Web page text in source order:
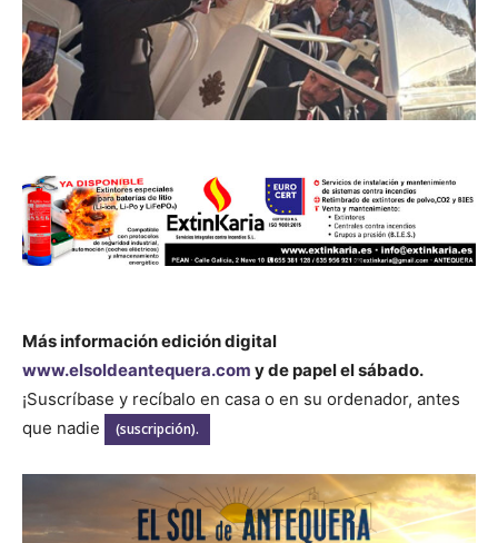
Más información edición digital
www.elsoldeantequera.com y de papel el sábado.
¡Suscríbase y recíbalo en casa o en su ordenador, antes
que nadie
(suscripción).